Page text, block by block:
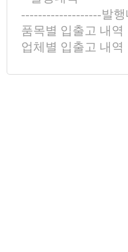
-------------------발행
품목별 입출고 내역
업체별 입출고 내역